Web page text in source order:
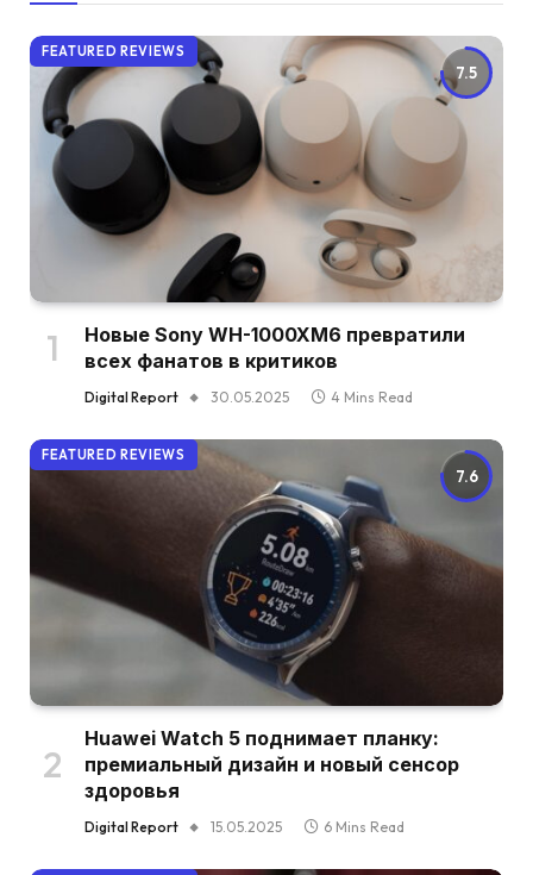
7.5
FEATURED REVIEWS
Новые Sony WH-1000XM6 превратили
всех фанатов в критиков
Digital Report 30.05.2025 4 Mins Read
7.6
FEATURED REVIEWS
Huawei Watch 5 поднимает планку:
премиальный дизайн и новый сенсор
здоровья
Digital Report 15.05.2025 6 Mins Read